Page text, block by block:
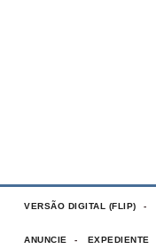
VERSÃO DIGITAL (FLIP)
ANUNCIE EXPEDIENTE